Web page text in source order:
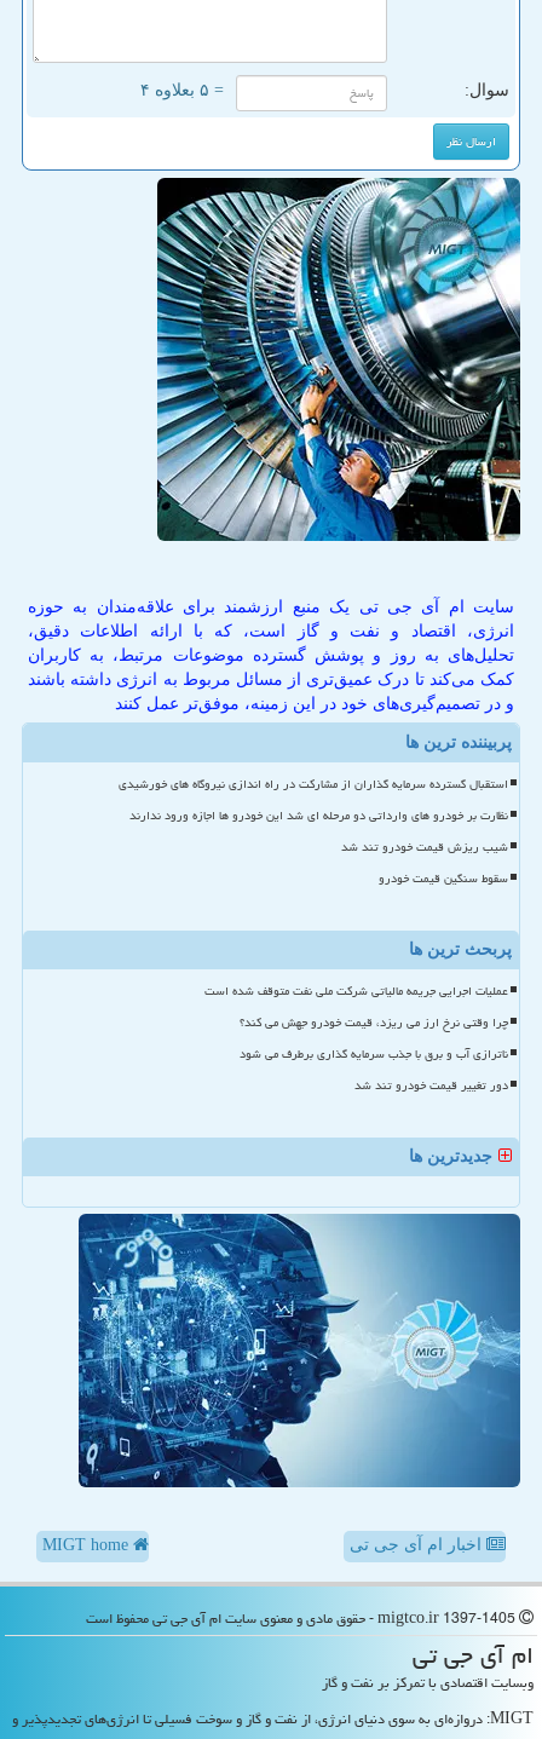
سوال: = ۵ بعلاوه ۴
سایت ام آی جی تی یک منبع ارزشمند برای علاقه‌مندان به حوزه
انرژی، اقتصاد و نفت و گاز است، که با ارائه اطلاعات دقیق،
تحلیل‌های به روز و پوشش گسترده موضوعات مرتبط، به کاربران
کمک می‌کند تا درک عمیق‌تری از مسائل مربوط به انرژی داشته باشند
و در تصمیم‌گیری‌های خود در این زمینه، موفق‌تر عمل کنند
پربیننده ترین ها
استقبال گسترده سرمایه گذاران از مشارکت در راه اندازی نیروگاه های خورشیدی
نظارت بر خودرو های وارداتی دو مرحله ای شد این خودرو ها اجازه ورود ندارند
شیب ریزش قیمت خودرو تند شد
سقوط سنگین قیمت خودرو
پربحث ترین ها
عملیات اجرایی جریمه مالیاتی شرکت ملی نفت متوقف شده است
چرا وقتی نرخ ارز می ریزد، قیمت خودرو جهش می کند؟
ناترازی آب و برق با جذب سرمایه گذاری برطرف می شود
دور تغییر قیمت خودرو تند شد
جدیدترین ها
اخبار ام آی جی تی
ام آی جی تی
وبسایت اقتصادی با تمرکز بر نفت و گاز
MIGT: دروازه‌ای به سوی دنیای انرژی، از نفت و گاز و سوخت فسیلی تا انرژی‌های تجدیدپذیر و